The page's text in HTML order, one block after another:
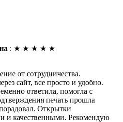
: ★ ★ ★ ★ ★
от сотрудничества.
сайт, все просто и удобно.
ответила, помогла с
печать прошла
Открытки
и качественными. Рекомендую